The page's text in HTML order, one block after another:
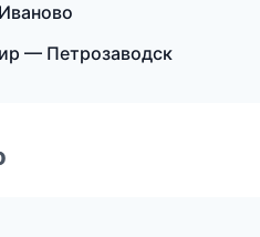
— Петрозаводск